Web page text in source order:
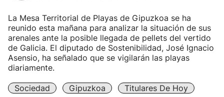
La Mesa Territorial de Playas de Gipuzkoa se ha
reunido esta mañana para analizar la situación de sus
arenales ante la posible llegada de pellets del vertido
de Galicia. El diputado de Sostenibilidad, José Ignacio
Asensio, ha señalado que se vigilarán las playas
diariamente.
Sociedad Gipuzkoa
Titulares De Hoy